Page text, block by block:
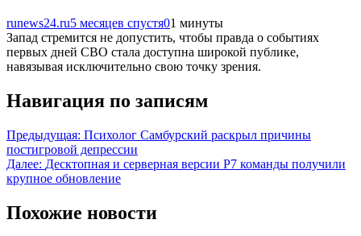
runews24.ru5 месяцев спустя01 минуты
Запад стремится не допустить, чтобы правда о событиях
первых дней СВО стала доступна широкой публике,
навязывая исключительно свою точку зрения.
Навигация по записям
Предыдущая: Психолог Самбурский раскрыл причины
постигровой депрессии
Далее: Десктопная и серверная версии Р7 команды получили
крупное обновление
Похожие новости